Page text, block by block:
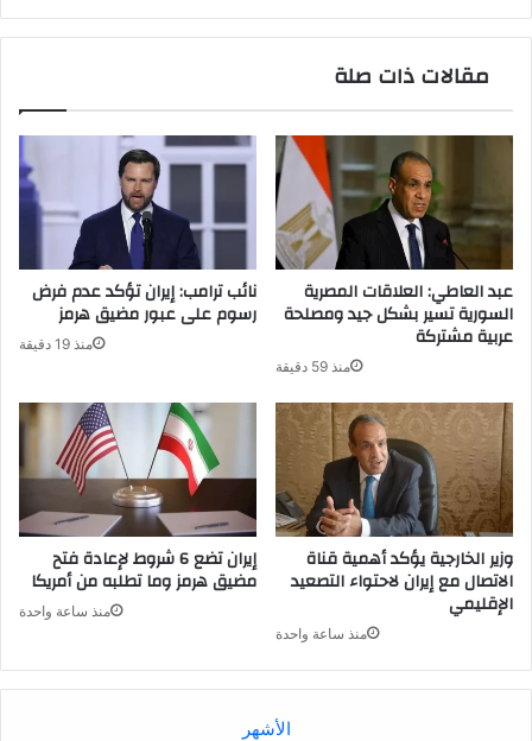
مقالات ذات صلة
نائب ترامب: إيران تؤكد عدم فرض
رسوم على عبور مضيق هرمز
منذ 19 دقيقة
عبد العاطي: العلاقات المصرية
السورية تسير بشكل جيد ومصلحة
عربية مشتركة
منذ 59 دقيقة
إيران تضع 6 شروط لإعادة فتح
مضيق هرمز وما تطلبه من أمريكا
منذ ساعة واحدة
وزير الخارجية يؤكد أهمية قناة
الاتصال مع إيران لاحتواء التصعيد
الإقليمي
منذ ساعة واحدة
الأشهر